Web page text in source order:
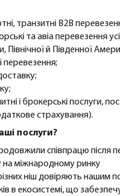
транзитні B2B
та авіа перевезення
Північної й Південної
перевезення;
і брокерські послуги,
страхування).
послуги?
співпрацю після
на міжнародному ринку
ніш довіряють нашим
в екосистемі, що